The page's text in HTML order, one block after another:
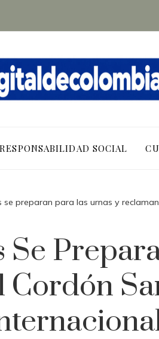
RESPONSABILIDAD SOCIAL
se preparan para las urnas y
Cordón